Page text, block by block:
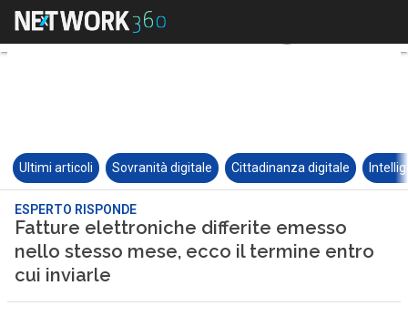
Ultimi articoli Sovranità digitale Cittadinanza digitale
ESPERTO RISPONDE
Fatture elettroniche differite emesso
nello stesso mese, ecco il termine entro
cui inviarle